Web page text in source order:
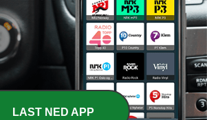
איך מטא-קוגניציה פותרת את
מדריך מקיף לטקסונומיית מוכנות
LAST NED APP